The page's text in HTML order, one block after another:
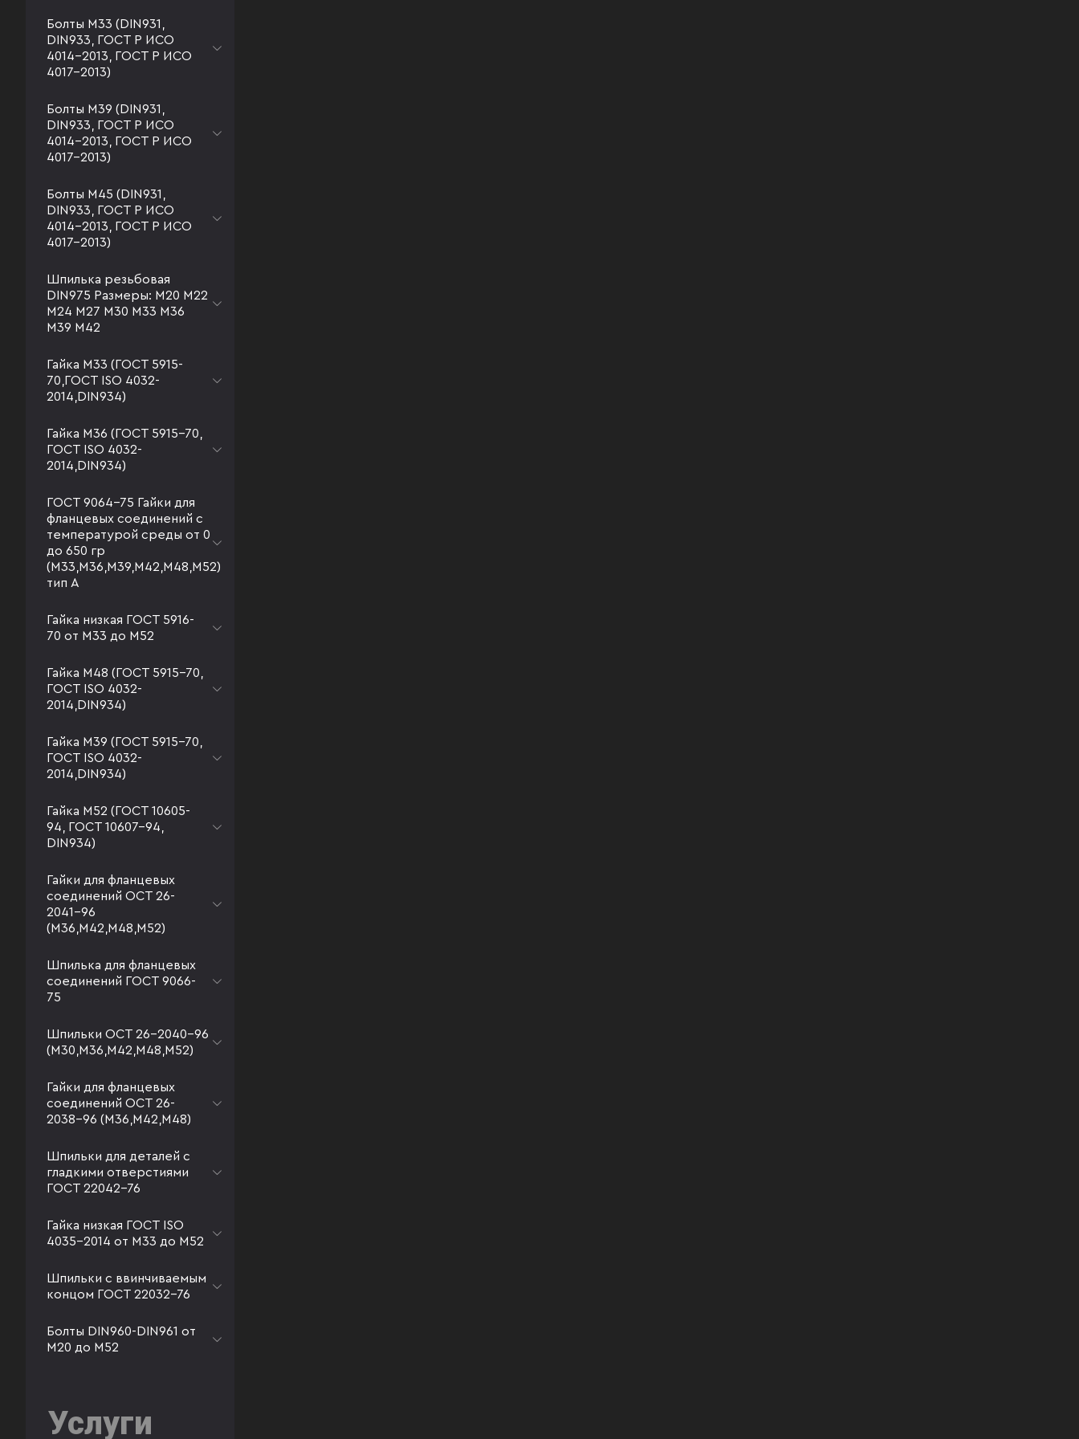
Болты М33 (DIN931,
DIN933, ГОСТ Р ИСО
4014-2013, ГОСТ Р ИСО
4017-2013)
Болты М39 (DIN931,
DIN933, ГОСТ Р ИСО
4014-2013, ГОСТ Р ИСО
4017-2013)
Болты М45 (DIN931,
DIN933, ГОСТ Р ИСО
4014-2013, ГОСТ Р ИСО
4017-2013)
Шпилька резьбовая
DIN975 Размеры: М20 М22
М24 М27 М30 М33 М36
М39 М42
Гайка М33 (ГОСТ 5915-
70,ГОСТ ISO 4032-
2014,DIN934)
Гайка М36 (ГОСТ 5915-70,
ГОСТ ISO 4032-
2014,DIN934)
ГОСТ 9064-75 Гайки для
фланцевых соединений с
температурой среды от 0
до 650 гр
(М33,М36,М39,М42,М48,М52)
тип А
Гайка низкая ГОСТ 5916-
70 от М33 до М52
Гайка М48 (ГОСТ 5915-70,
ГОСТ ISO 4032-
2014,DIN934)
Гайка М39 (ГОСТ 5915-70,
ГОСТ ISO 4032-
2014,DIN934)
Гайка М52 (ГОСТ 10605-
94, ГОСТ 10607-94,
DIN934)
Гайки для фланцевых
соединений ОСТ 26-
2041-96
(М36,М42,М48,М52)
Шпилька для фланцевых
соединений ГОСТ 9066-
75
Шпильки ОСТ 26-2040-96
(М30,М36,М42,М48,М52)
Гайки для фланцевых
соединений ОСТ 26-
2038-96 (М36,М42,М48)
Шпильки для деталей с
гладкими отверстиями
ГОСТ 22042-76
Гайка низкая ГОСТ ISO
4035-2014 от М33 до М52
Шпильки с ввинчиваемым
концом ГОСТ 22032-76
Болты DIN960-DIN961 от
М20 до М52
Услуги